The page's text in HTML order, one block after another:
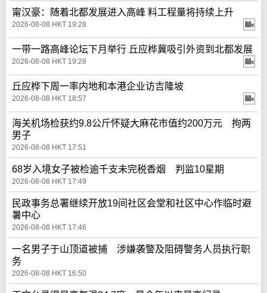
甯汉豪：随着北都发展进入高峰 料工程量将持续上升
2026-08-08 HKT 19:28
一带一路高峰论坛下月举行 丘应桦冀吸引外资到北都发展
2026-08-08 HKT 19:28
丘应桦下周一率内地和本港企业访吉隆坡
2026-08-08 HKT 18:57
海关机场检获约9.8公斤怀疑大麻花市值约200万元 拘两
男子
2026-08-08 HKT 17:51
68岁入境女子被检逾千支未完税香烟 判监10星期
2026-08-08 HKT 17:49
民政事务总署继续开放19间社区会堂和社区中心作临时避
暑中心
2026-08-08 HKT 17:46
一名男子于山顶道被捕 涉嫌袭警及阻碍警务人员执行职
务
2026-08-08 HKT 16:50